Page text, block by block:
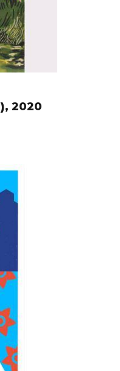
2020